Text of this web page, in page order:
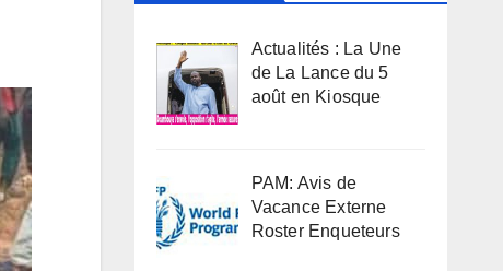
Actualités : La Une
de La Lance du 5
août en Kiosque
PAM: Avis de
Vacance Externe
Roster Enqueteurs